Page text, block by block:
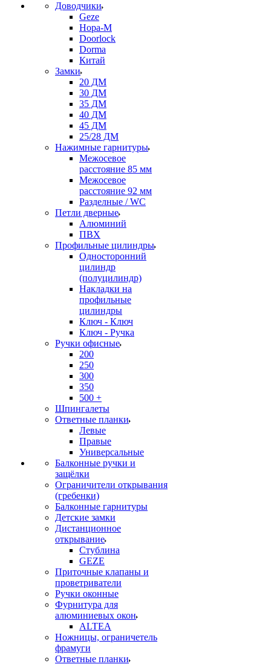
Доводчики
Geze
Нора-М
Doorlock
Dorma
Китай
Замки
20 ДМ
30 ДМ
35 ДМ
40 ДМ
45 ДМ
25/28 ДМ
Нажимные гарнитуры
Межосевое
расстояние 85 мм
Межосевое
расстояние 92 мм
Разделные / WC
Петли дверные
Алюминий
ПВХ
Профильные цилиндры
Односторонний
цилиндр
(полуцилиндр)
Накладки на
профильные
цилиндры
Ключ - Ключ
Ключ - Ручка
Ручки офисные
200
250
300
350
500 +
Шпингалеты
Ответные планки
Левые
Правые
Универсальные
Балконные ручки и
защёлки
Ограничители открывания
(гребенки)
Балконные гарнитуры
Детские замки
Дистанционное
открывание
Стублина
GEZE
Приточные клапаны и
проветриватели
Ручки оконные
Фурнитура для
алюминиевых окон
ALTEA
Ножницы, ограничетель
фрамуги
Ответные планки